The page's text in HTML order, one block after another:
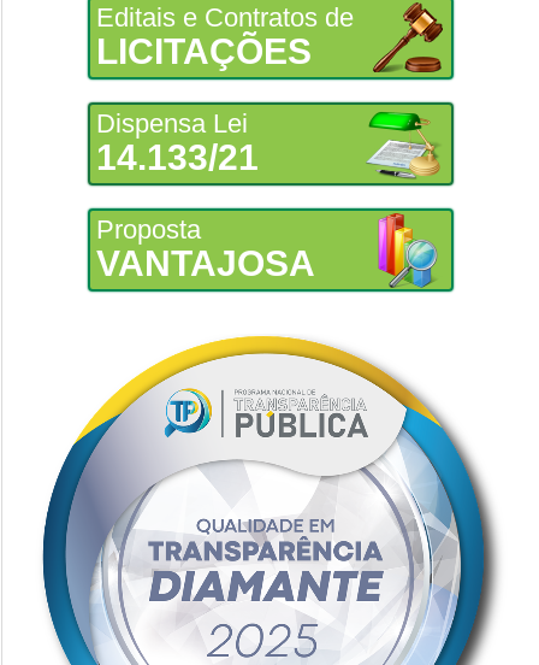
Editais e Contratos de
LICITAÇÕES
Dispensa Lei
14.133/21
Proposta
VANTAJOSA